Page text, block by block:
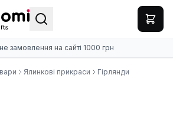
замовлення на сайті 1000 грн
Ялинкові прикраси Гірлянди